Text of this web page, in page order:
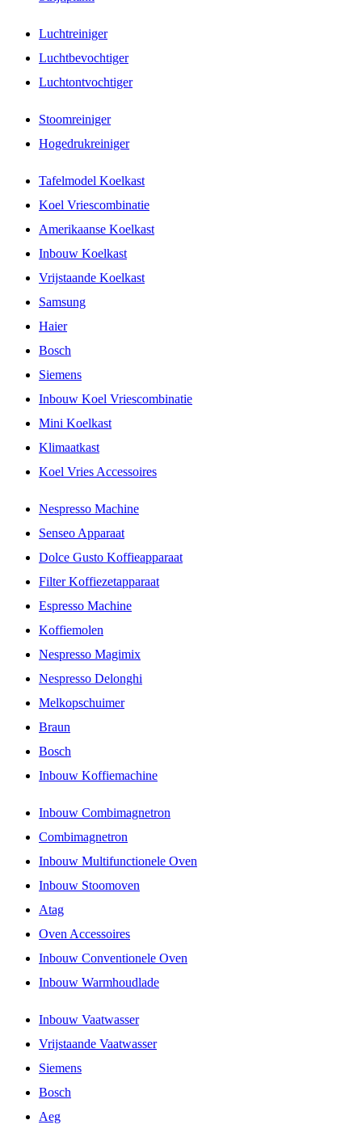
Luchtreiniger
Luchtbevochtiger
Luchtontvochtiger
Stoomreiniger
Hogedrukreiniger
Tafelmodel Koelkast
Koel Vriescombinatie
Amerikaanse Koelkast
Inbouw Koelkast
Vrijstaande Koelkast
Samsung
Haier
Bosch
Siemens
Inbouw Koel Vriescombinatie
Mini Koelkast
Klimaatkast
Koel Vries Accessoires
Nespresso Machine
Senseo Apparaat
Dolce Gusto Koffieapparaat
Filter Koffiezetapparaat
Espresso Machine
Koffiemolen
Nespresso Magimix
Nespresso Delonghi
Melkopschuimer
Braun
Bosch
Inbouw Koffiemachine
Inbouw Combimagnetron
Combimagnetron
Inbouw Multifunctionele Oven
Inbouw Stoomoven
Atag
Oven Accessoires
Inbouw Conventionele Oven
Inbouw Warmhoudlade
Inbouw Vaatwasser
Vrijstaande Vaatwasser
Siemens
Bosch
Aeg